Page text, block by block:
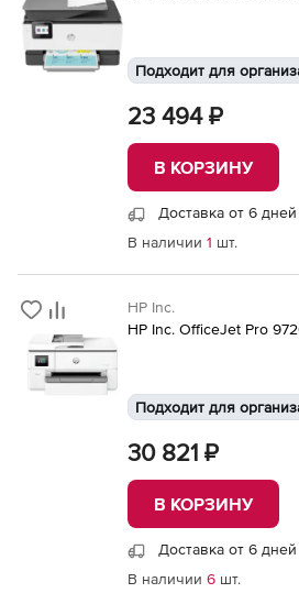
Подходит для
23 494 ₽
В КОРЗИНУ
Доставка от 6 дней
В наличии 1 шт.
HP Inc.
HP Inc. OfficeJet Pro
Подходит для
30 821 ₽
В КОРЗИНУ
Доставка от 6 дней
В наличии 6 шт.